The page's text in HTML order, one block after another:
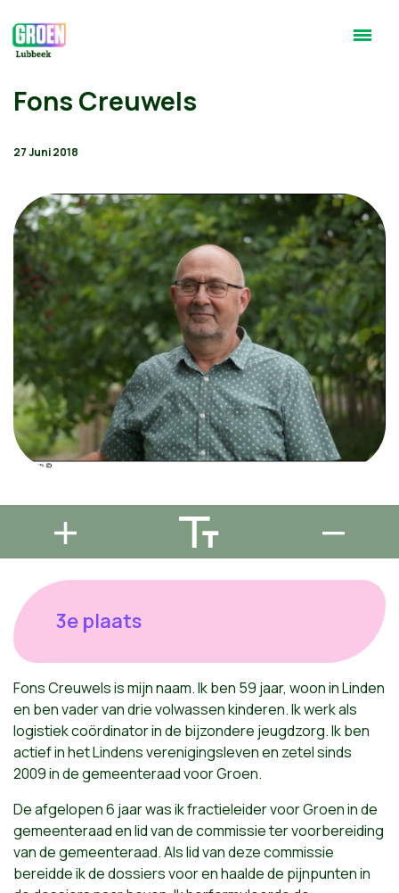
Fons Creuwels
27 Juni 2018
3e plaats
Fons Creuwels is mijn naam. Ik ben 59 jaar, woon in Linden
en ben vader van drie volwassen kinderen. Ik werk als
logistiek coördinator in de bijzondere jeugdzorg. Ik ben
actief in het Lindens verenigingsleven en zetel sinds
2009 in de gemeenteraad voor Groen.
De afgelopen 6 jaar was ik fractieleider voor Groen in de
gemeenteraad en lid van de commissie ter voorbereiding
van de gemeenteraad. Als lid van deze commissie
bereidde ik de dossiers voor en haalde de pijnpunten in